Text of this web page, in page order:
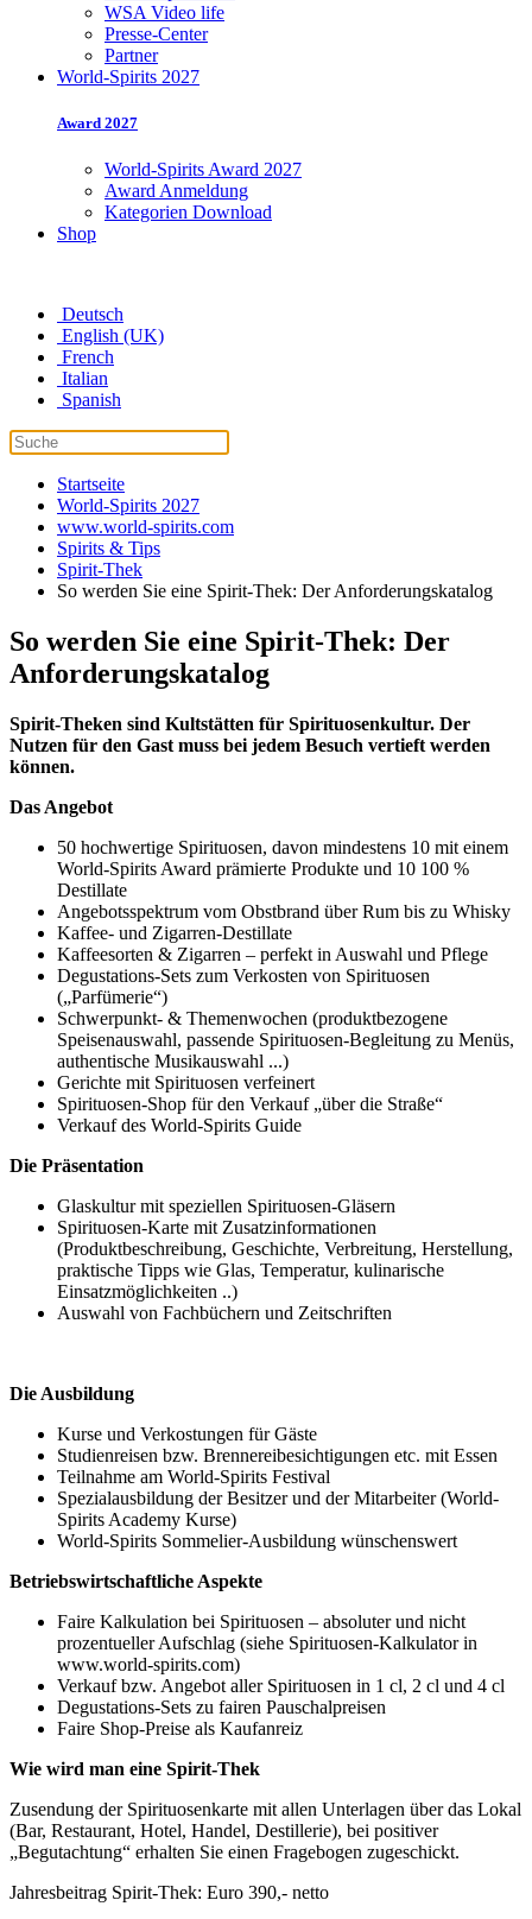
WSA Video life
Presse-Center
Partner
World-Spirits 2027
Award 2027
World-Spirits Award 2027
Award Anmeldung
Kategorien Download
Shop
Deutsch
English (UK)
French
Italian
Spanish
Startseite
World-Spirits 2027
www.world-spirits.com
Spirits & Tips
Spirit-Thek
So werden Sie eine Spirit-Thek: Der Anforderungskatalog
So werden Sie eine Spirit-Thek: Der
Anforderungskatalog
Spirit-Theken sind Kultstätten für Spirituosenkultur. Der
Nutzen für den Gast muss bei jedem Besuch vertieft werden
können.
Das Angebot
50 hochwertige Spirituosen, davon mindestens 10 mit einem
World-Spirits Award prämierte Produkte und 10 100 %
Destillate
Angebotsspektrum vom Obstbrand über Rum bis zu Whisky
Kaffee- und Zigarren-Destillate
Kaffeesorten & Zigarren – perfekt in Auswahl und Pflege
Degustations-Sets zum Verkosten von Spirituosen
(„Parfümerie“)
Schwerpunkt- & Themenwochen (produktbezogene
Speisenauswahl, passende Spirituosen-Begleitung zu Menüs,
authentische Musikauswahl ...)
Gerichte mit Spirituosen verfeinert
Spirituosen-Shop für den Verkauf „über die Straße“
Verkauf des World-Spirits Guide
Die Präsentation
Glaskultur mit speziellen Spirituosen-Gläsern
Spirituosen-Karte mit Zusatzinformationen
(Produktbeschreibung, Geschichte, Verbreitung, Herstellung,
praktische Tipps wie Glas, Temperatur, kulinarische
Einsatzmöglichkeiten ..)
Auswahl von Fachbüchern und Zeitschriften
Die Ausbildung
Kurse und Verkostungen für Gäste
Studienreisen bzw. Brennereibesichtigungen etc. mit Essen
Teilnahme am World-Spirits Festival
Spezialausbildung der Besitzer und der Mitarbeiter (World-
Spirits Academy Kurse)
World-Spirits Sommelier-Ausbildung wünschenswert
Betriebswirtschaftliche Aspekte
Faire Kalkulation bei Spirituosen – absoluter und nicht
prozentueller Aufschlag (siehe Spirituosen-Kalkulator in
www.world-spirits.com)
Verkauf bzw. Angebot aller Spirituosen in 1 cl, 2 cl und 4 cl
Degustations-Sets zu fairen Pauschalpreisen
Faire Shop-Preise als Kaufanreiz
Wie wird man eine Spirit-Thek
Zusendung der Spirituosenkarte mit allen Unterlagen über das Lokal
(Bar, Restaurant, Hotel, Handel, Destillerie), bei positiver
„Begutachtung“ erhalten Sie einen Fragebogen zugeschickt.
Jahresbeitrag Spirit-Thek: Euro 390,- netto